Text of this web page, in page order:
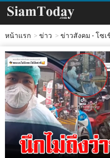
หน้าแรก ข่าว ข่าวสังคม - โซเ